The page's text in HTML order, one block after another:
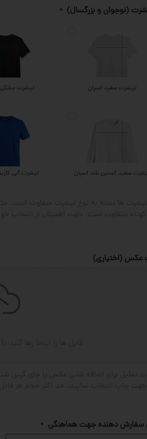
(نوجوان و بزرگسال) *
تیشرت سفید اسپان تیشرت مشکی
سفید آستین بلند اسپان تیشرت آبی
عکس (اختیاری)
سفارش دهنده جهت هماهنگی *